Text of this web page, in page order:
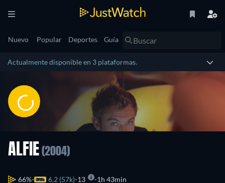
Nuevo Popular Deportes Guía
Actualmente disponible en 3 plataformas.
ALFIE (2004)
66% 6.2 (57k) 13 1h 43min